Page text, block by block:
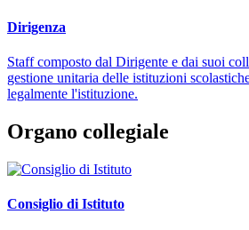
Dirigenza
Staff composto dal Dirigente e dai suoi
gestione unitaria delle istituzioni
legalmente l'istituzione.
Organo collegiale
Consiglio di Istituto